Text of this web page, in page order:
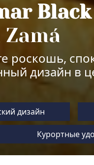
Black
Zamá
роскошь,
дизайн в
дизайн
Курортные